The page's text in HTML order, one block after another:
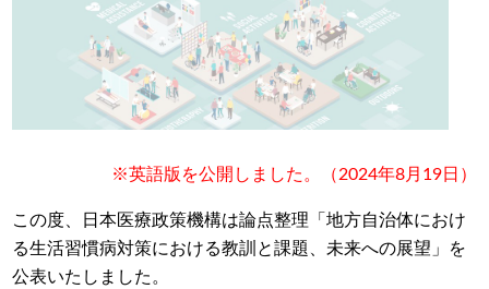
※英語版を公開しました。（2024年8月19日）
この度、日本医療政策機構は論点整理「地方自治体におけ
る生活習慣病対策における教訓と課題、未来への展望」を
公表いたしました。